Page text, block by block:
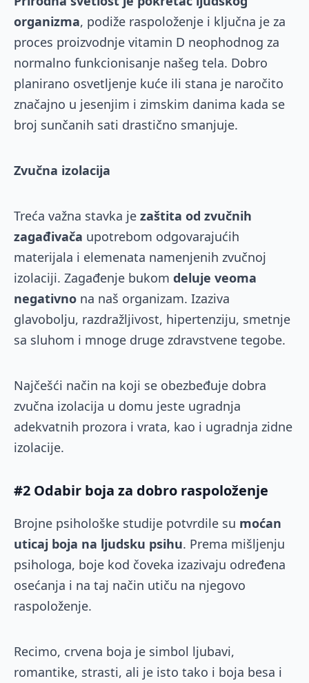
organizma, podiže raspoloženje i ključna je za
proces proizvodnje vitamin D neophodnog za
normalno funkcionisanje našeg tela. Dobro
planirano osvetljenje kuće ili stana je naročito
značajno u jesenjim i zimskim danima kada se
broj sunčanih sati drastično smanjuje.
Zvučna izolacija
Treća važna stavka je zaštita od zvučnih
zagađivača upotrebom odgovarajućih
materijala i elemenata namenjenih zvučnoj
izolaciji. Zagađenje bukom deluje veoma
negativno na naš organizam. Izaziva
glavobolju, razdražljivost, hipertenziju, smetnje
sa sluhom i mnoge druge zdravstvene tegobe.
Najčešći način na koji se obezbeđuje dobra
zvučna izolacija u domu jeste ugradnja
adekvatnih prozora i vrata, kao i ugradnja zidne
izolacije.
#2 Odabir boja za dobro raspoloženje
Brojne psihološke studije potvrdile su moćan
uticaj boja na ljudsku psihu. Prema mišljenju
psihologa, boje kod čoveka izazivaju određena
osećanja i na taj način utiču na njegovo
raspoloženje.
Recimo, crvena boja je simbol ljubavi,
romantike, strasti, ali je isto tako i boja besa i